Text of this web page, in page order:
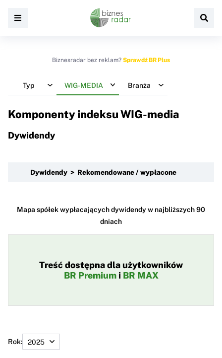
Biznesradar bez reklam? Sprawdź BR Plus
Typ WIG-MEDIA Branża
Komponenty indeksuWIG-media
Dywidendy
Dywidendy > Rekomendowane / wypłacone
Mapa spółek wypłacających dywidendy w najbliższych 90
dniach
Treść dostępna dla użytkowników
BR Premiumi BR MAX
Rok: